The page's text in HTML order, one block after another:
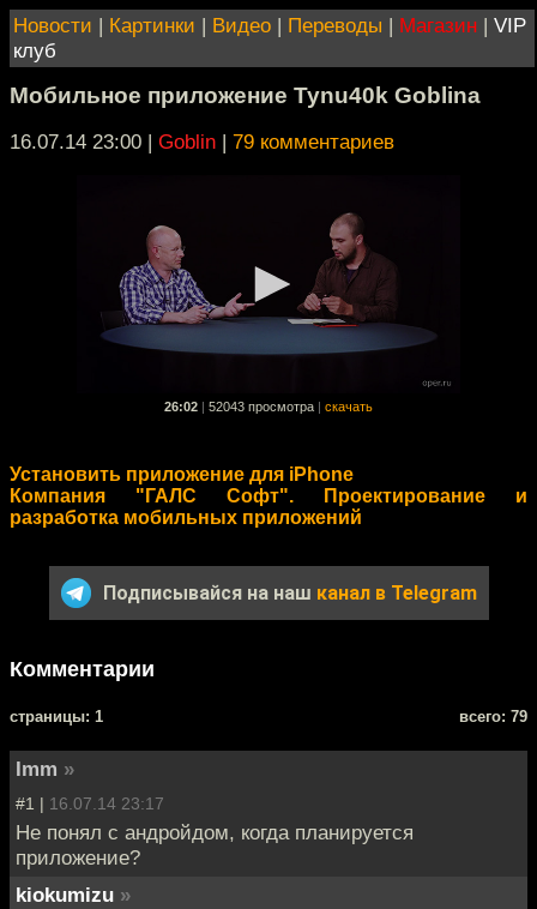
Новости | Картинки | Видео | Переводы | Магазин | VIP
клуб
Мобильное приложение Tynu40k Goblina
16.07.14 23:00 | Goblin | 79 комментариев
26:02 52043 просмотра скачать
Установить приложение для iPhone
Компания "ГАЛС Софт". Проектирование и
разработка мобильных приложений
Подписывайся на наш канал в Telegram
Комментарии
cтраницы: 1 всего: 79
Imm »
#1 | 16.07.14 23:17
Не понял с андройдом, когда планируется
приложение?
kiokumizu »